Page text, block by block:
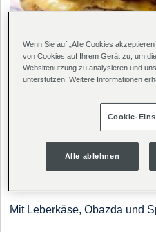
Zubereitungszeit
Mit Leberkäse, Obazda und
Wenn Sie auf „Alle Cookies
von Cookies auf Ihrem Gerät zu, um
Websitenutzung zu analysieren und
unterstützen. Weitere Informationen
Cookie-
Alle ablehnen